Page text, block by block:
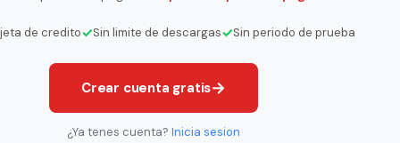
de credito✓Sin limite de descargas✓Sin periodo de prueba
Crear cuenta gratis→
¿Ya tenes cuenta? Inicia sesion